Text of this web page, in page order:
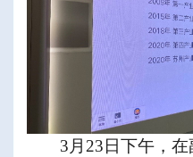
3月23 日下午，